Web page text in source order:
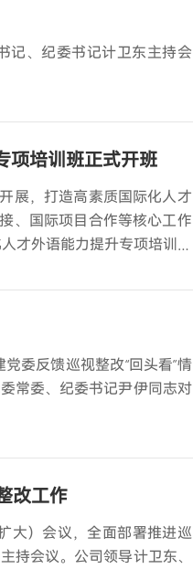
记、纪委书记计卫东主持会
项培训班正式开班
展，打造高素质国际化人才
、国际项目合作等核心工作
才外语能力提升专项培训班
委反馈巡视整改“回头看”情
常委、纪委书记尹伊同志对
改工作
大）会议，全面部署推进巡
持会议。公司领导计卫东、